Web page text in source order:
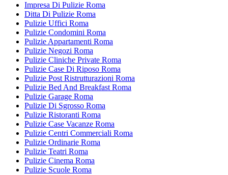
Impresa Di Pulizie Roma
Ditta Di Pulizie Roma
Pulizie Uffici Roma
Pulizie Condomini Roma
Pulizie Appartamenti Roma
Pulizie Negozi Roma
Pulizie Cliniche Private Roma
Pulizie Case Di Riposo Roma
Pulizie Post Ristrutturazioni Roma
Pulizie Bed And Breakfast Roma
Pulizie Garage Roma
Pulizie Di Sgrosso Roma
Pulizie Ristoranti Roma
Pulizie Case Vacanze Roma
Pulizie Centri Commerciali Roma
Pulizie Ordinarie Roma
Pulizie Teatri Roma
Pulizie Cinema Roma
Pulizie Scuole Roma